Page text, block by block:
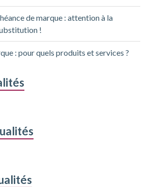
de marque : attention à la
!
: pour quels produits et services ?